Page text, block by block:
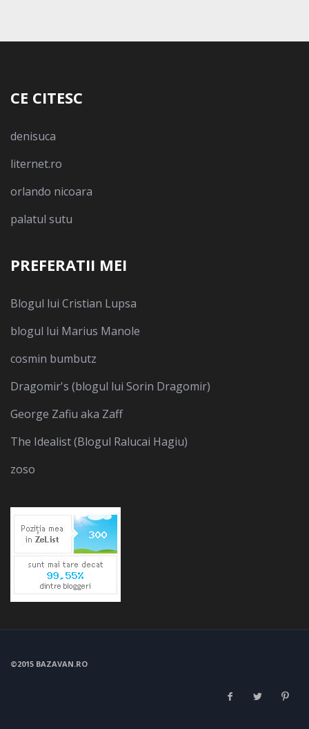
CE CITESC
denisuca
liternet.ro
orlando nicoara
palatul sutu
PREFERATII MEI
Blogul lui Cristian Lupsa
blogul lui Marius Manole
cosmin bumbutz
Dragomir's (blogul lui Sorin Dragomir)
George Zafiu aka Zaff
The Idealist (Blogul Ralucai Hagiu)
zoso
©2015 BAZAVAN.RO